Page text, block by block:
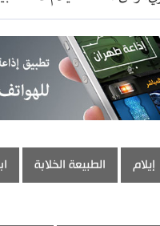
إيلام الطبيعة الخلابة